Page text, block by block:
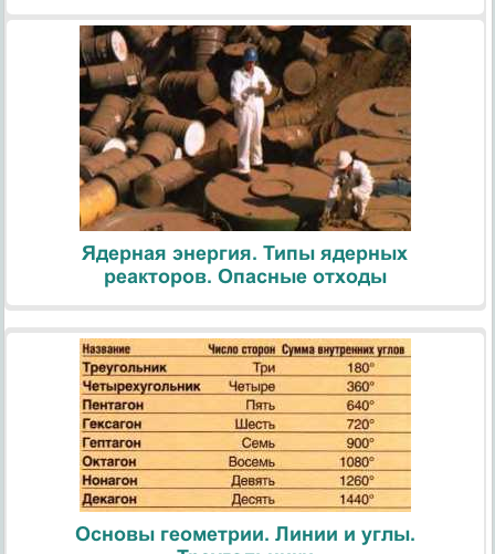
Ядерная энергия. Типы ядерных
реакторов. Опасные отходы
Основы геометрии. Линии и углы.